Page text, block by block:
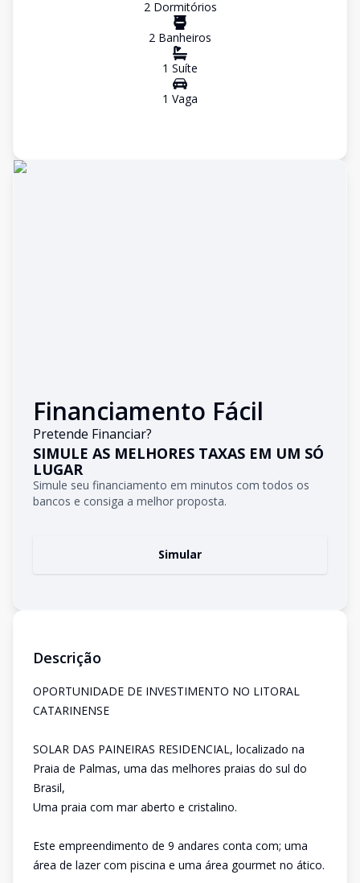
2Dormitórios
2 Banheiros
1 Suíte
1 Vaga
Financiamento Fácil
Pretende Financiar?
SIMULE AS MELHORES TAXAS EM UM SÓ
LUGAR
Simule seu financiamento em minutos com todos os
bancos e consiga a melhor proposta.
Simular
Descrição
OPORTUNIDADE DE INVESTIMENTO NO LITORAL
CATARINENSE
SOLAR DAS PAINEIRAS RESIDENCIAL, localizado na
Praia de Palmas, uma das melhores praias do sul do
Brasil,
Uma praia com mar aberto e cristalino.
Este empreendimento de 9 andares conta com; uma
área de lazer com piscina e uma área gourmet no ático.